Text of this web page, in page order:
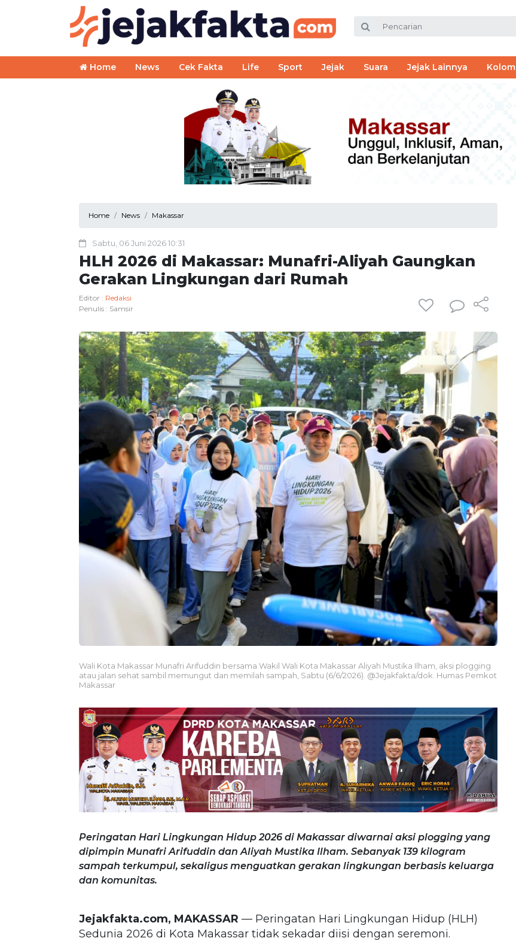
Home News Cek Fakta Life Sport Jejak Suara Jejak Lainnya Kolom
Home News Makassar
Sabtu, 06 Juni 2026 10:31
HLH 2026 di Makassar: Munafri-Aliyah Gaungkan
Gerakan Lingkungan dari Rumah
Editor : Redaksi
Penulis : Samsir
Wali Kota Makassar Munafri Arifuddin bersama Wakil Wali Kota Makassar Aliyah Mustika Ilham, aksi plogging
atau jalan sehat sambil memungut dan memilah sampah, Sabtu (6/6/2026). @Jejakfakta/dok. Humas Pemkot
Makassar
Peringatan Hari Lingkungan Hidup 2026 di Makassar diwarnai aksi plogging yang
dipimpin Munafri Arifuddin dan Aliyah Mustika Ilham. Sebanyak 139 kilogram
sampah terkumpul, sekaligus menguatkan gerakan lingkungan berbasis keluarga
dan komunitas.
Jejakfakta.com, MAKASSAR — Peringatan Hari Lingkungan Hidup (HLH)
Sedunia 2026 di Kota Makassar tidak sekadar diisi dengan seremoni.